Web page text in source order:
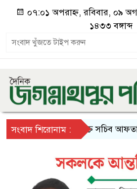
০৭:০১ অপরাহ্ন, রবিবার, ০৯
১৪৩৩ বঙ্গাব্দ
সংবাদ শিরোনাম :
অতিরিক্ত সচিব আফতাব আলীর